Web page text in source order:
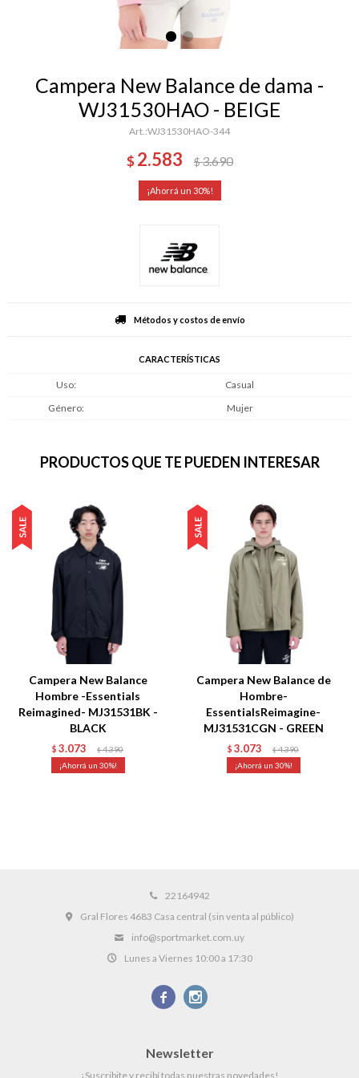
Campera New Balance de dama -
WJ31530HAO - BEIGE
WJ31530HAO-344
$ 2.583 $3.690
30
Métodos y costos de envío
CARACTERÍSTICAS
Uso
Casual
Género
Mujer
PRODUCTOS QUE TE PUEDEN INTERESAR
Campera New Balance
Hombre -Essentials
Reimagined- MJ31531BK -
BLACK
$ 3.073 $ 4.390
30
Campera New Balance de
Hombre-
EssentialsReimagine-
MJ31531CGN - GREEN
$ 3.073 $ 4.390
30
22164942
Gral Flores 4683 Casa central (sin venta al público)
info@sportmarket.com.uy
Lunes a Viernes 10:00 a 17:30
 
Newsletter
¡Suscribite y recibí todas nuestras novedades!